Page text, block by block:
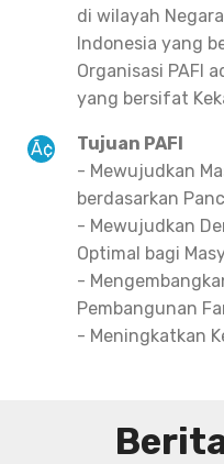
di wilayah
Indonesia yang
Organisasi PAFI
yang bersifat
Tujuan PAFI
- Mewujudkan
berdasarkan
- Mewujudkan
Optimal bagi
-
Pembangunan
- Meningkatkan